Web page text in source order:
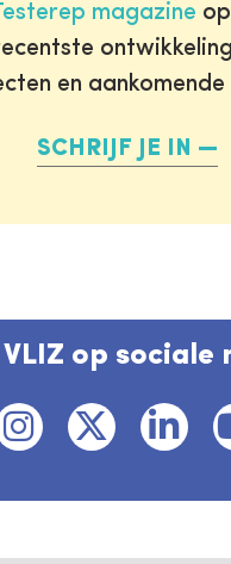
magazine
en aankomende
SCHRIJF JE IN
op sociale